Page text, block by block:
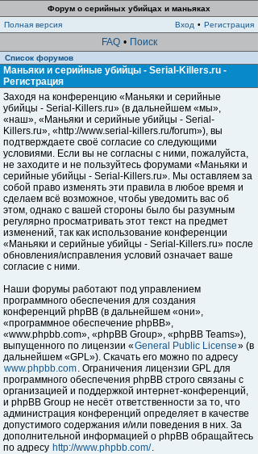
Форум о серийных убийцах и маньяках
Полная версия
Вход • Регистрация
FAQ • Поиск
Список форумов
Маньяки и серийные убийцы - Serial-Killers.ru -
Регистрация
Заходя на конференцию «Маньяки и серийные
убийцы - Serial-Killers.ru» (в дальнейшем «мы»,
«наш», «Маньяки и серийные убийцы - Serial-
Killers.ru», «http://www.serial-killers.ru/forum»), вы
подтверждаете своё согласие со следующими
условиями. Если вы не согласны с ними, пожалуйста,
не заходите и не пользуйтесь форумами «Маньяки и
серийные убийцы - Serial-Killers.ru». Мы оставляем за
собой право изменять эти правила в любое время и
сделаем всё возможное, чтобы уведомить вас об
этом, однако с вашей стороны было бы разумным
регулярно просматривать этот текст на предмет
изменений, так как использование конференции
«Маньяки и серийные убийцы - Serial-Killers.ru» после
обновления/исправления условий означает ваше
согласие с ними.
Наши форумы работают под управлением
программного обеспечения для создания
конференций phpBB (в дальнейшем «они»,
«программное обеспечение phpBB»,
«www.phpbb.com», «phpBB Group», «phpBB Teams»),
выпущенного по лицензии «General Public License» (в
дальнейшем «GPL»). Скачать его можно по адресу
www.phpbb.com. Ограничения лицензии GPL для
программного обеспечения phpBB строго связаны с
организацией и поддержкой интернет-конференций,
и phpBB Group не несёт ответственности за то, что
администрация конференций определяет в качестве
допустимого содержания и/или поведения в них. За
дополнительной информацией о phpBB обращайтесь
по адресу http://www.phpbb.com/.